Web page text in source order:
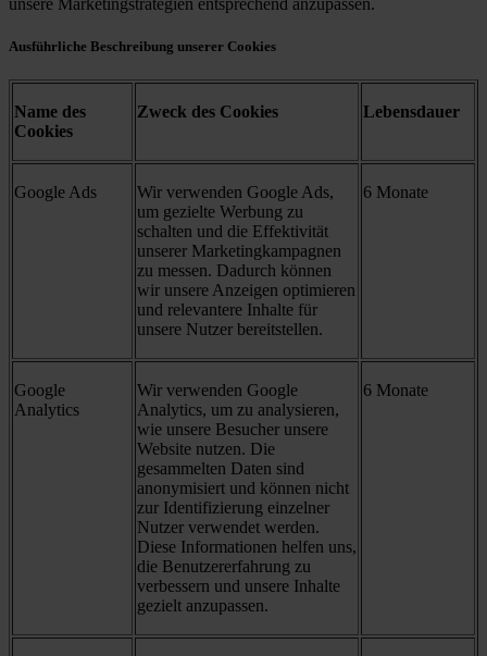
unsere Marketingstrategien entsprechend anzupassen.
Ausführliche Beschreibung unserer Cookies
Name des
Cookies
Zweck des Cookies Lebensdauer
Google Ads
Wir verwenden Google Ads,
um gezielte Werbung zu
schalten und die Effektivität
unserer Marketingkampagnen
zu messen. Dadurch können
wir unsere Anzeigen optimieren
und relevantere Inhalte für
unsere Nutzer bereitstellen.
6 Monate
Google
Analytics
Wir verwenden Google
Analytics, um zu analysieren,
wie unsere Besucher unsere
Website nutzen. Die
gesammelten Daten sind
anonymisiert und können nicht
zur Identifizierung einzelner
Nutzer verwendet werden.
Diese Informationen helfen uns,
die Benutzererfahrung zu
verbessern und unsere Inhalte
gezielt anzupassen.
6 Monate